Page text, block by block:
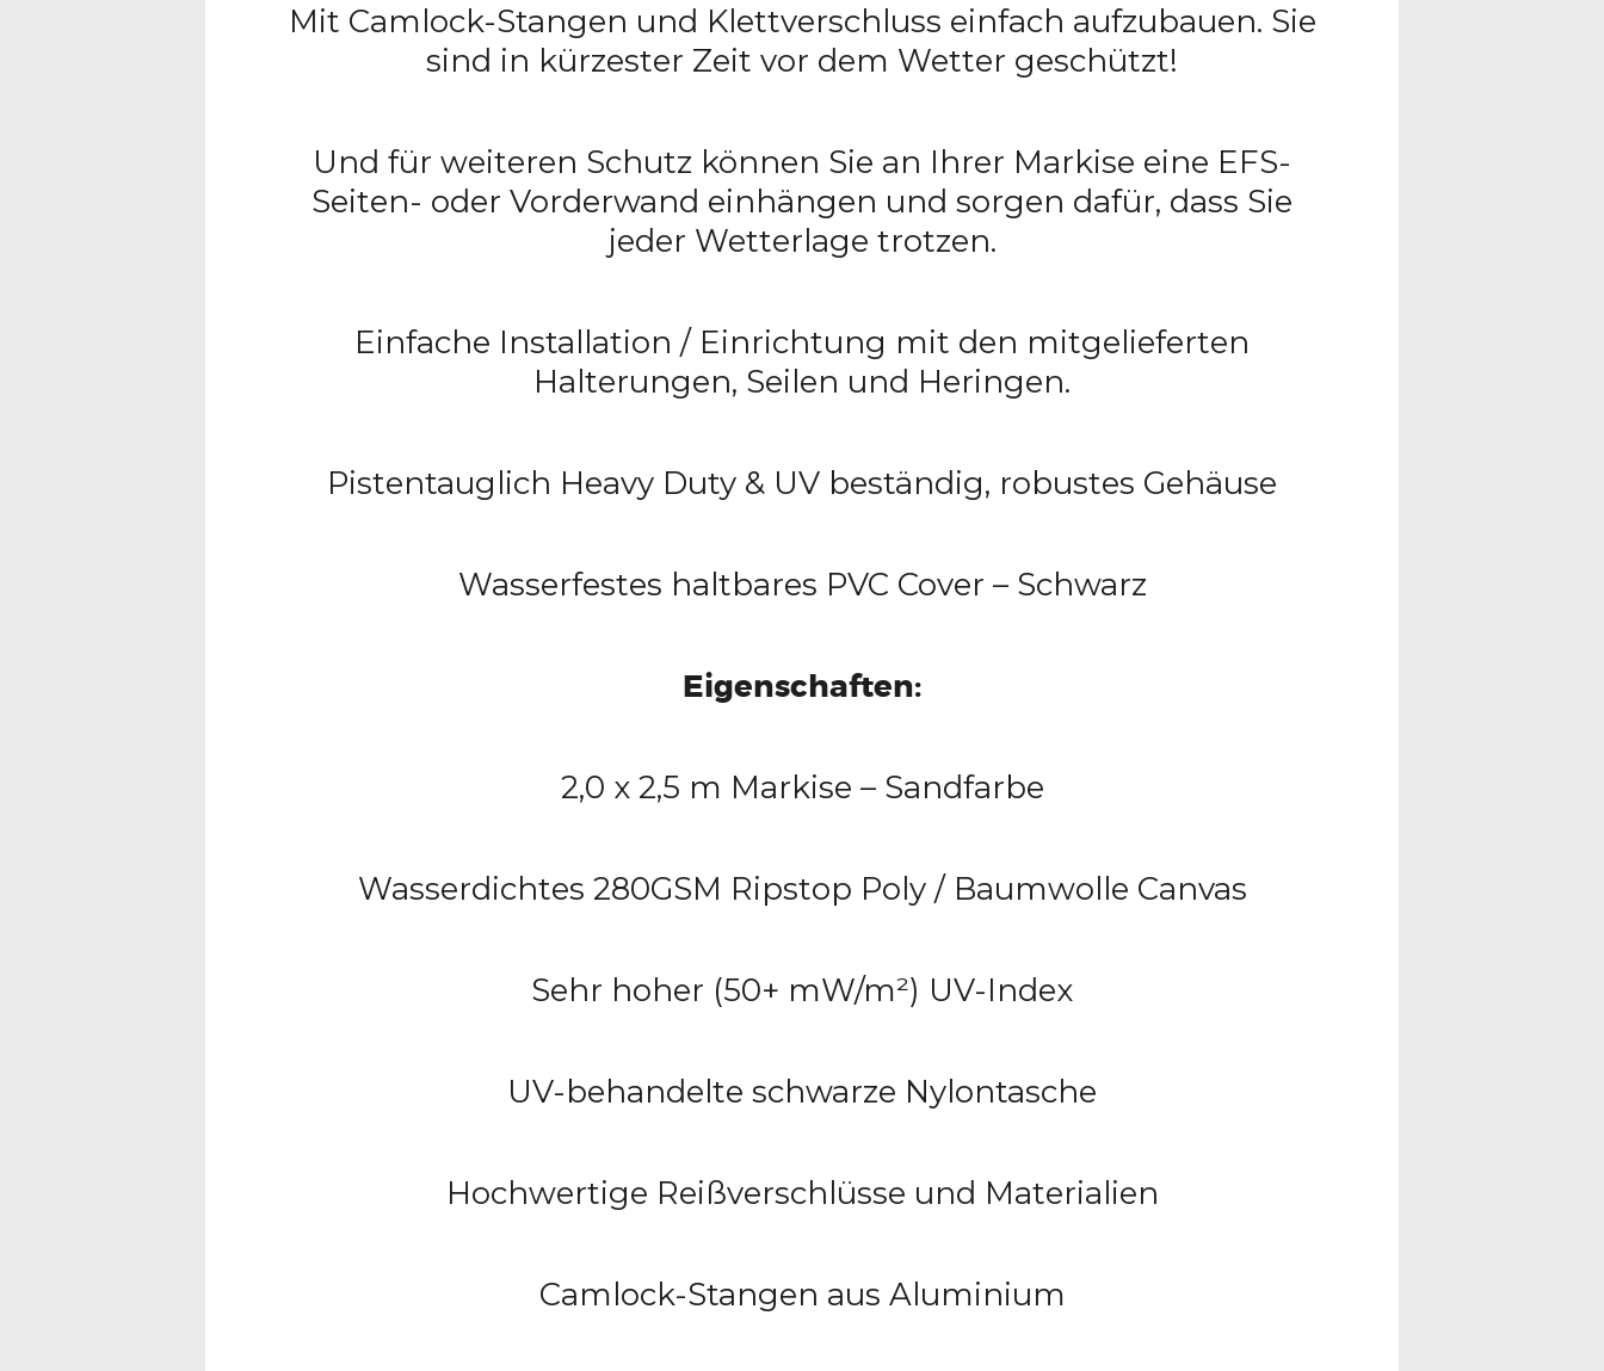
Mit Camlock-Stangen und Klettverschluss einfach aufzubauen. Sie
sind in kürzester Zeit vor dem Wetter geschützt!
Und für weiteren Schutz können Sie an Ihrer Markise eine EFS-
Seiten- oder Vorderwand einhängen und sorgen dafür, dass Sie
jeder Wetterlage trotzen.
Einfache Installation / Einrichtung mit den mitgelieferten
Halterungen, Seilen und Heringen.
Pistentauglich Heavy Duty & UV beständig, robustes Gehäuse
Wasserfestes haltbares PVC Cover – Schwarz
Eigenschaften:
2,0 x 2,5 m Markise – Sandfarbe
Wasserdichtes 280GSM Ripstop Poly / Baumwolle Canvas
Sehr hoher (50+ mW/m²) UV-Index
UV-behandelte schwarze Nylontasche
Hochwertige Reißverschlüsse und Materialien
Camlock-Stangen aus Aluminium